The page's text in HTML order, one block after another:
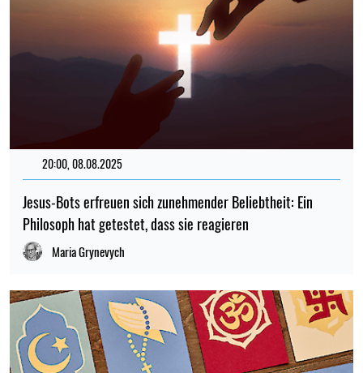
20:00, 08.08.2025
Jesus-Bots erfreuen sich zunehmender Beliebtheit: Ein
Philosoph hat getestet, dass sie reagieren
Maria Grynevych